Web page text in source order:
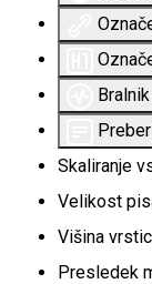
Skaliranje
Velikost
Višina
Presledek